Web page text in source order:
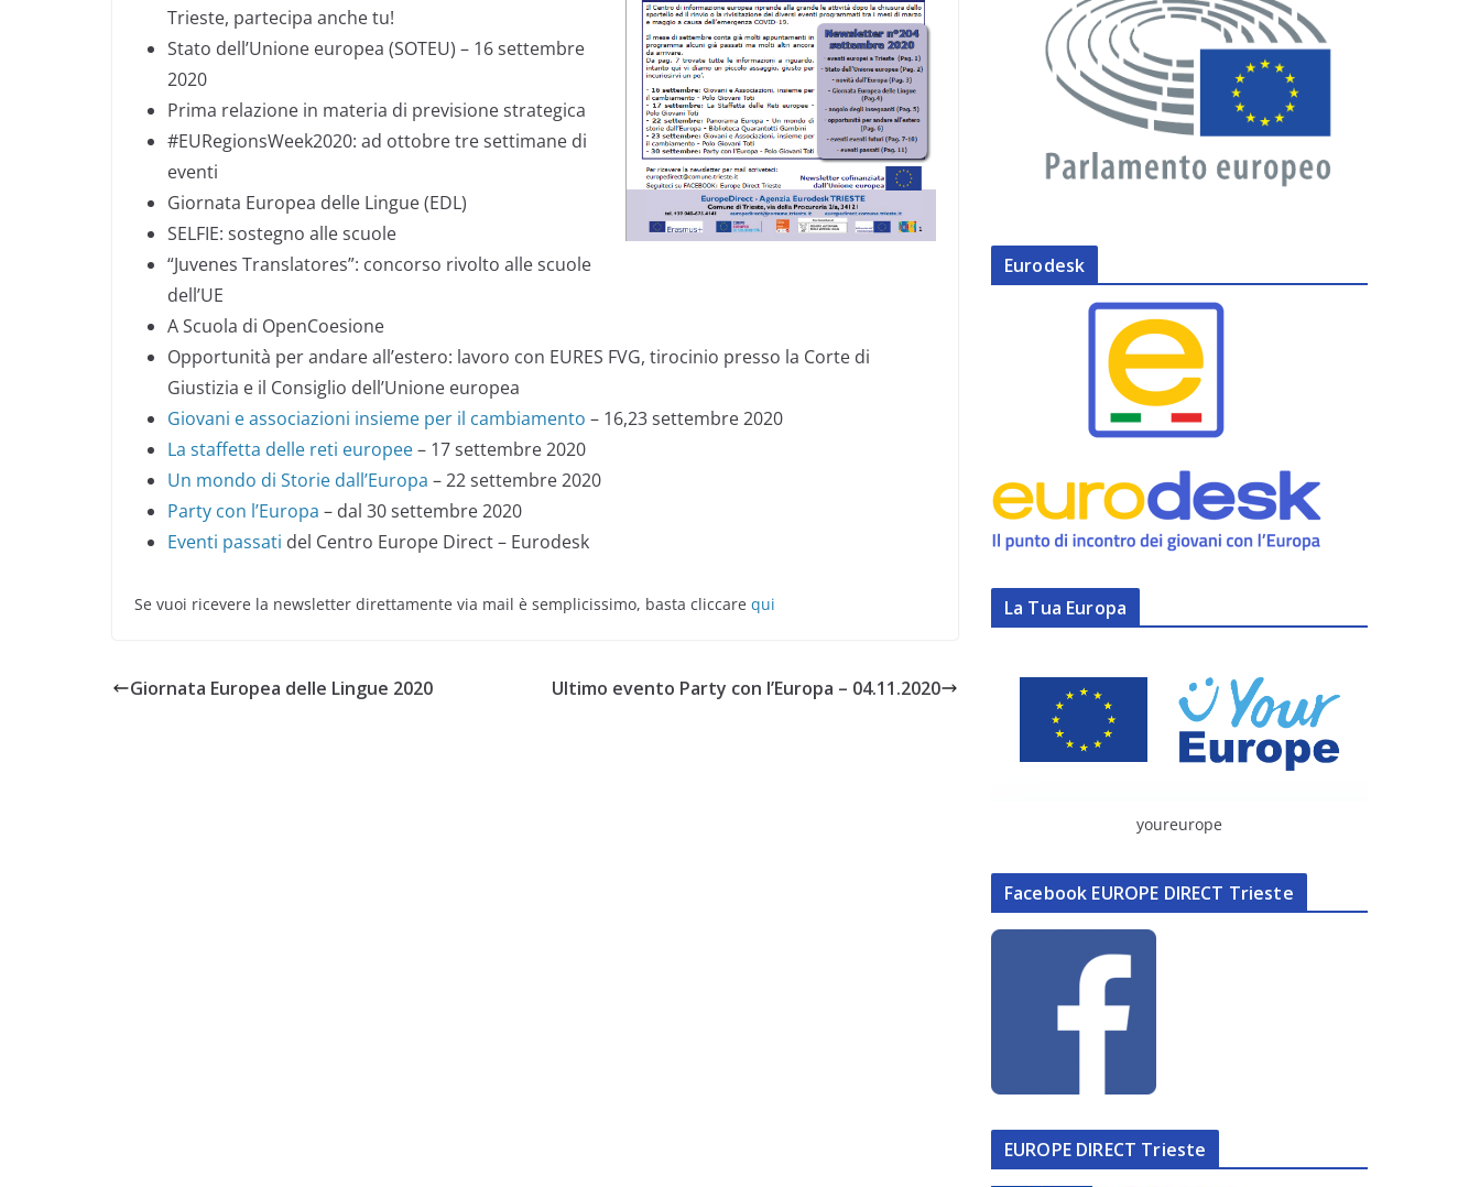
Trieste, partecipa anche tu!
Stato dell’Unione europea (SOTEU) – 16 settembre
2020
Prima relazione in materia di previsione strategica
#EURegionsWeek2020: ad ottobre tre settimane di
eventi
Giornata Europea delle Lingue (EDL)
SELFIE: sostegno alle scuole
“Juvenes Translatores”: concorso rivolto alle scuole
dell’UE
A Scuola di OpenCoesione
Opportunità per andare all’estero: lavoro con EURES FVG, tirocinio presso la Corte di
Giustizia e il Consiglio dell’Unione europea
Giovani e associazioni insieme per il cambiamento – 16,23 settembre 2020
La staffetta delle reti europee– 17 settembre 2020
Un mondo di Storie dall’Europa – 22 settembre 2020
Party con l’Europa – dal 30 settembre 2020
Eventi passati del Centro Europe Direct – Eurodesk
Se vuoi ricevere la newsletter direttamente via mail è semplicissimo, basta cliccare qui
Giornata Europea delle Lingue 2020 Ultimo evento Party con l’Europa – 04.11.2020
Eurodesk
La Tua Europa
youreurope
Facebook EUROPE DIRECT Trieste
EUROPE DIRECT Trieste